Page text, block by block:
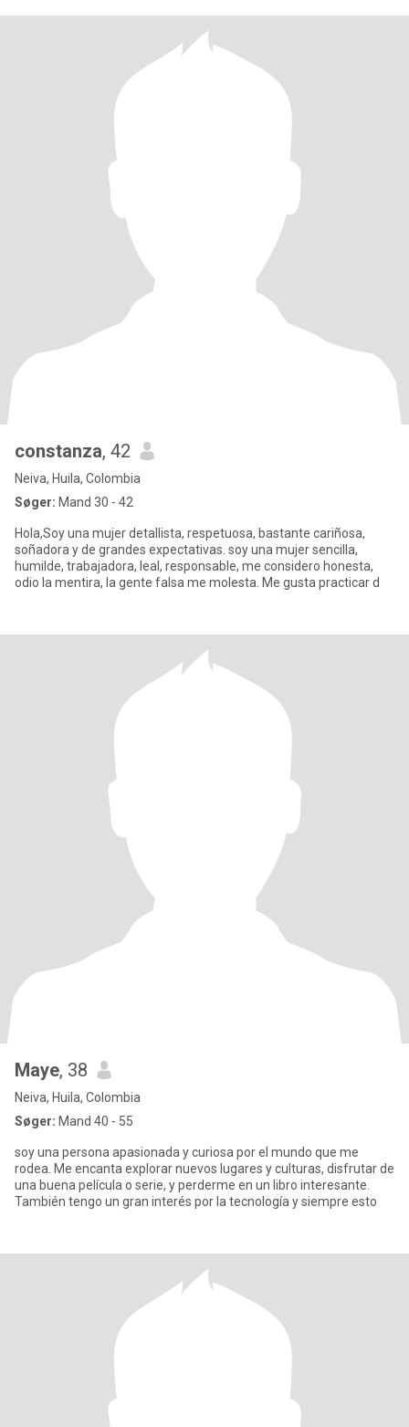
constanza, 42
Neiva, Huila, Colombia
Søger: Mand 30 - 42
Hola,Soy una mujer detallista, respetuosa, bastante cariñosa,
soñadora y de grandes expectativas. soy una mujer sencilla,
humilde, trabajadora, leal, responsable, me considero honesta,
odio la mentira, la gente falsa me molesta. Me gusta practicar d
Maye, 38
Neiva, Huila, Colombia
Søger: Mand 40 - 55
soy una persona apasionada y curiosa por el mundo que me
rodea. Me encanta explorar nuevos lugares y culturas, disfrutar de
una buena película o serie, y perderme en un libro interesante.
También tengo un gran interés por la tecnología y siempre esto